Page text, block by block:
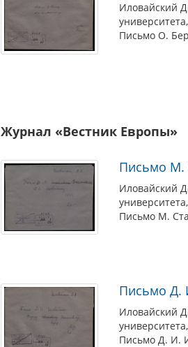
Иловайский
Письмо О.
Журнал «Вестник Европы»
Письмо М.
Иловайский
Письмо М.
Письмо Д.
Иловайский
Письмо Д. И.